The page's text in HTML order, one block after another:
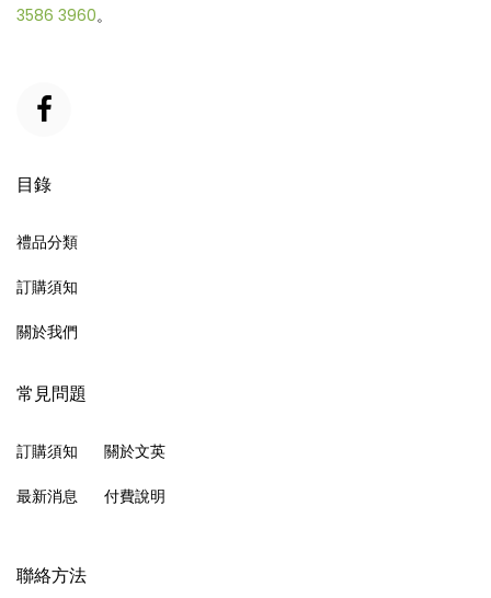
3586 3960。
目錄
禮品分類
訂購須知
關於我們
常見問題
訂購須知
最新消息
關於文英
付費說明
聯絡方法